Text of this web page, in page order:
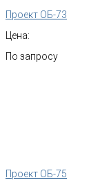
Проект ОБ-73
Цена:
По запросу
Проект ОБ-75